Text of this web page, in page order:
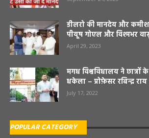
डीलरो की मानदेय और
पीयूष गोएल और विश्मभर
April 29, 2023
मगध विश्वविधालय ने छात्रों
धकेला – प्रोफ़ेसर रबिन्द्र
July 17, 2022
POPULAR CATEGORY